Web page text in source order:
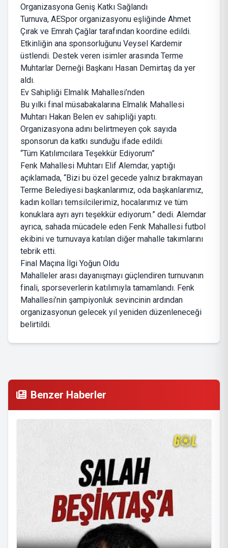
Organizasyona Geniş Katkı Sağlandı
Turnuva, AESpor organizasyonu eşliğinde Ahmet
Çırak ve Emrah Çağlar tarafından koordine edildi.
Etkinliğin ana sponsorluğunu Veysel Kardemir
üstlendi. Destek veren isimler arasında Terme
Muhtarlar Derneği Başkanı Hasan Demirtaş da yer
aldı.
Ev Sahipliği Elmalık Mahallesi’nden
Bu yılki final müsabakalarına Elmalık Mahallesi
Muhtarı Hakan Belen ev sahipliği yaptı.
Organizasyona adını belirtmeyen çok sayıda
sponsorun da katkı sunduğu ifade edildi.
“Tüm Katılımcılara Teşekkür Ediyorum”
Fenk Mahallesi Muhtarı Elif Alemdar, yaptığı
açıklamada, “Bizi bu özel gecede yalnız bırakmayan
Terme Belediyesi başkanlarımız, oda başkanlarımız,
kadın kolları temsilcilerimiz, hocalarımız ve tüm
konuklara ayrı ayrı teşekkür ediyorum.” dedi. Alemdar
ayrıca, sahada mücadele eden Fenk Mahallesi futbol
ekibini ve turnuvaya katılan diğer mahalle takımlarını
tebrik etti.
Final Maçına İlgi Yoğun Oldu
Mahalleler arası dayanışmayı güçlendiren turnuvanın
finali, sporseverlerin katılımıyla tamamlandı. Fenk
Mahallesi’nin şampiyonluk sevincinin ardından
organizasyonun gelecek yıl yeniden düzenleneceği
belirtildi.
Benzer Haberler